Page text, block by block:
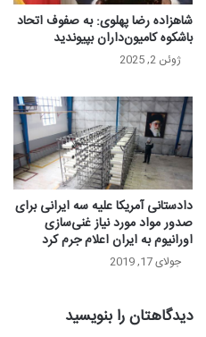
شاهزاده رضا پهلوی: به صفوف اتحاد
باشکوه کامیون‌داران بپیوندید
ژوئن 2, 2025
دادستانی آمریکا علیه سه ایرانی برای
صدور مواد مورد نیاز غنی‌سازی
اورانیوم به ایران اعلام جرم کرد
جولای 17, 2019
دیدگاهتان را بنویسید